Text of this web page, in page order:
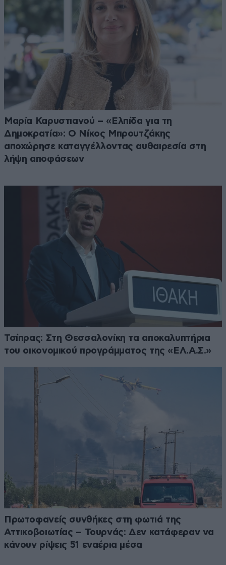
Μαρία Καρυστιανού – «Ελπίδα για τη
Δημοκρατία»: Ο Νίκος Μπρουτζάκης
αποχώρησε καταγγέλλοντας αυθαιρεσία στη
λήψη αποφάσεων
Τσίπρας: Στη Θεσσαλονίκη τα αποκαλυπτήρια
του οικονομικού προγράμματος της «ΕΛ.Α.Σ.»
Πρωτοφανείς συνθήκες στη φωτιά της
Αττικοβοιωτίας – Τουρνάς: Δεν κατάφεραν να
κάνουν ρίψεις 51 εναέρια μέσα